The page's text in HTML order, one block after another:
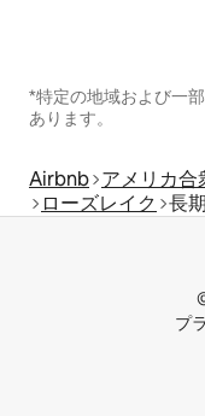
*特定の地域および一
あります。
Airbnb アメリカ合
ローズレイク
長
プ